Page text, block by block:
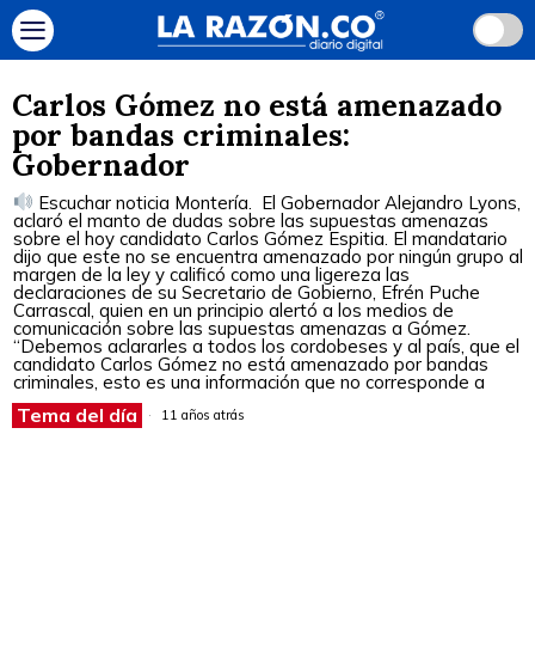
Carlos Gómez no está amenazado
por bandas criminales:
Gobernador
Escuchar noticia Montería. El Gobernador Alejandro Lyons,
aclaró el manto de dudas sobre las supuestas amenazas
sobre el hoy candidato Carlos Gómez Espitia. El mandatario
dijo que este no se encuentra amenazado por ningún grupo al
margen de la ley y calificó como una ligereza las
declaraciones de su Secretario de Gobierno, Efrén Puche
Carrascal, quien en un principio alertó a los medios de
comunicación sobre las supuestas amenazas a Gómez.
“Debemos aclararles a todos los cordobeses y al país, que el
candidato Carlos Gómez no está amenazado por bandas
criminales, esto es una información que no corresponde a
Tema del día 11 años atrás